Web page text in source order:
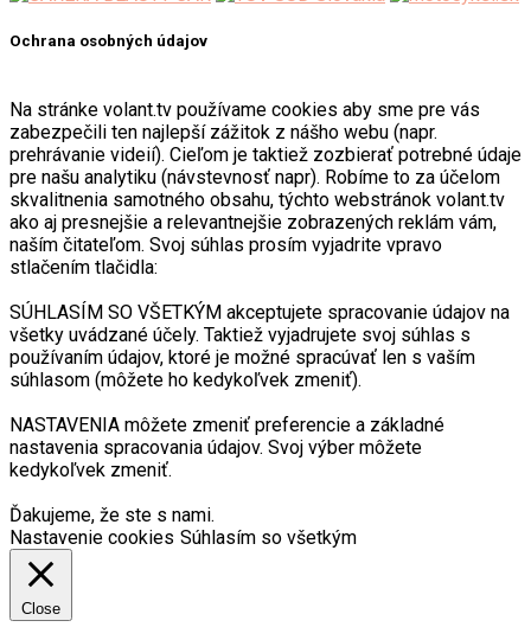
Ochrana osobných údajov
Na stránke volant.tv používame cookies aby sme pre vás
zabezpečili ten najlepší zážitok z nášho webu (napr.
prehrávanie videií). Cieľom je taktiež zozbierať potrebné údaje
pre našu analytiku (návstevnosť napr). Robíme to za účelom
skvalitnenia samotného obsahu, týchto webstránok volant.tv
ako aj presnejšie a relevantnejšie zobrazených reklám vám,
naším čitateľom. Svoj súhlas prosím vyjadrite vpravo
stlačením tlačidla:
SÚHLASÍM SO VŠETKÝM akceptujete spracovanie údajov na
všetky uvádzané účely. Taktiež vyjadrujete svoj súhlas s
používaním údajov, ktoré je možné spracúvať len s vaším
súhlasom (môžete ho kedykoľvek zmeniť).
NASTAVENIA môžete zmeniť preferencie a základné
nastavenia spracovania údajov. Svoj výber môžete
kedykoľvek zmeniť.
Ďakujeme, že ste s nami.
Nastavenie cookies Súhlasím so všetkým
Close